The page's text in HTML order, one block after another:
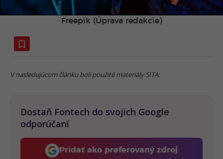
Freepik (Úprava redakcie)
V nasledujúcom článku boli použité materiály SITA.
Dostaň Fontech do svojich Google
odporúčaní
Pridať ako preferovaný zdroj
Fontech, odkaz sa otvorí v